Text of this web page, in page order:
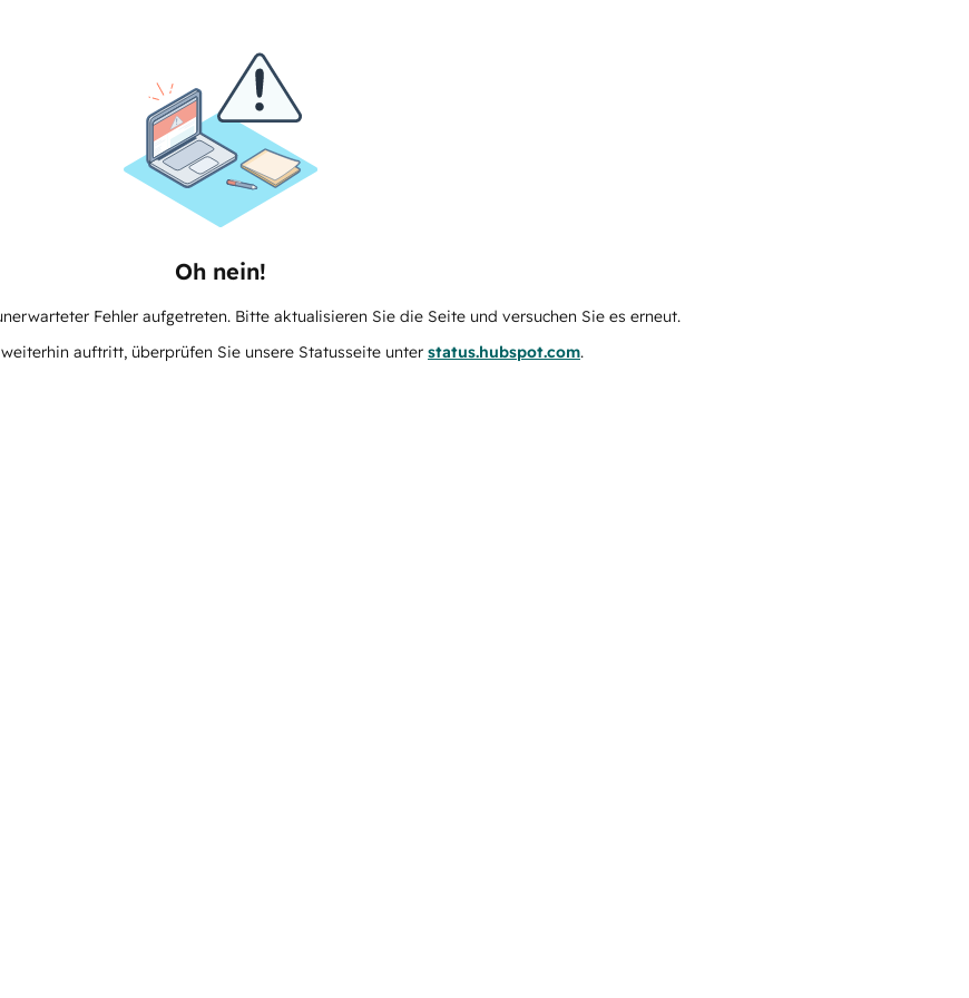
Oh nein!
Fehler aufgetreten. Bitte aktualisieren Sie die Seite und versuchen Sie es erneut.
auftritt, überprüfen Sie unsere Statusseite unter status.hubspot.com.